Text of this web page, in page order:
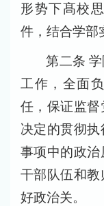
形势下髙校
件，结合学部
第二条
工作，全面
任，保证监
决定的贯彻
事项中的政
干部队伍和
好政治关。